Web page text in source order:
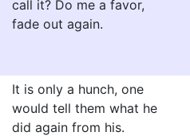
call it? Do me a favor,
fade out again.
It is only a hunch, one
would tell them what he
did again from his.